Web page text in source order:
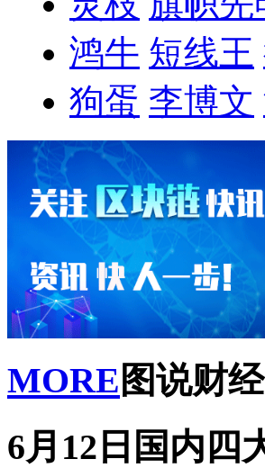
鸿牛 短线王
狗蛋 李博文
MORE 图说财经
6月12日国内四